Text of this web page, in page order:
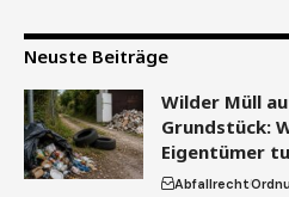
Neuste Beiträge
Wilder Müll
Grundstück:
Eigentümer
Abfallrecht